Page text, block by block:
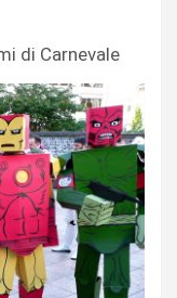
di Carnevale